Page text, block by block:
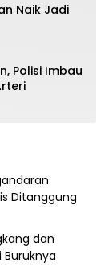
Naik Jadi
Polisi Imbau
Ditanggung
dan